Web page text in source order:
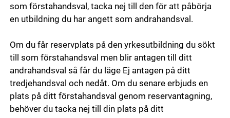
som förstahandsval, tacka nej till den för att påbörja
en utbildning du har angett som andrahandsval.
Om du får reservplats på den yrkesutbildning du sökt
till som förstahandsval men blir antagen till ditt
andrahandsval så får du läge Ej antagen på ditt
tredjehandsval och nedåt. Om du senare erbjuds en
plats på ditt förstahandsval genom reservantagning,
behöver du tacka nej till din plats på ditt